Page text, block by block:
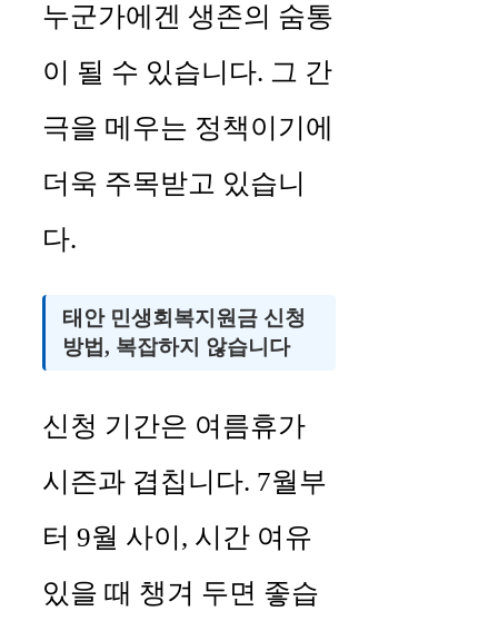
누군가에겐 생존의 숨통
이 될 수 있습니다. 그 간
극을 메우는 정책이기에
더욱 주목받고 있습니
다.
태안 민생회복지원금 신청
방법, 복잡하지 않습니다
신청 기간은 여름휴가
시즌과 겹칩니다. 7월부
터 9월 사이, 시간 여유
있을 때 챙겨 두면 좋습